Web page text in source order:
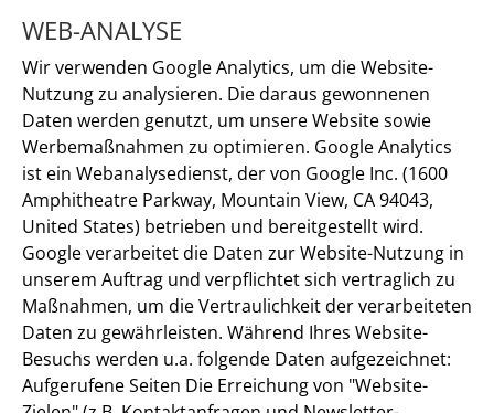
WEB-ANALYSE
Wir verwenden Google Analytics, um die Website-
Nutzung zu analysieren. Die daraus gewonnenen
Daten werden genutzt, um unsere Website sowie
Werbemaßnahmen zu optimieren. Google Analytics
ist ein Webanalysedienst, der von Google Inc. (1600
Amphitheatre Parkway, Mountain View, CA 94043,
United States) betrieben und bereitgestellt wird.
Google verarbeitet die Daten zur Website-Nutzung in
unserem Auftrag und verpflichtet sich vertraglich zu
Maßnahmen, um die Vertraulichkeit der verarbeiteten
Daten zu gewährleisten. Während Ihres Website-
Besuchs werden u.a. folgende Daten aufgezeichnet:
Aufgerufene Seiten Die Erreichung von "Website-